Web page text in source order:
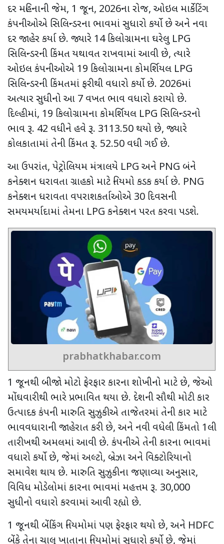
દર મહિનાની જેમ, 1 જૂન, 2026ના રોજ, ઓઇલ માર્કેટિંગ
કંપનીઓએ સિલિન્ડરના ભાવમાં સુધારો કર્યો છે અને નવા
દર જાહેર કર્યા છે. જ્યારે 14કિલોગ્રામના ઘરેલુ LPG
સિલિન્ડરની કિંમત યથાવત રાખવામાં આવી છે, ત્યારે
ઓઇલ કંપનીઓએ 19 કિલોગ્રામના કોમર્શિયલ LPG
સિલિન્ડરની કિંમતમાં ફરીથી વધારો કર્યો છે. 2026માં
અત્યાર સુધીનો આ 7 વખત ભાવ વધારો કરાયો છે.
દિલ્હીમાં, 19 કિલોગ્રામના કોમર્શિયલ LPG સિલિન્ડરનો
ભાવ રૂ. 42 વધીને હવે રૂ. 3113.50 થયો છે, જ્યારે
કોલકાતામાં તેની કિંમત રૂ. 52.50 વધી ગઈ છે.
આ ઉપરાંત, પેટ્રોલિયમ મંત્રાલયે LPG અને PNG બંને
કનેક્શન ધરાવતા ગ્રાહકો માટે નિયમો કડક કર્યા છે. PNG
કનેક્શન ધરાવતા વપરાશકર્તાઓએ 30 દિવસની
સમયમર્યાદામાં તેમના LPG કનેક્શન પરત કરવા પડશે.
prabhatkhabar.com
1 જૂનથી બીજો મોટો ફેરફાર કારના શોખીનો માટે છે, જેઓ
મોંઘવારીથી ભારે પ્રભાવિત થયા છે. દેશની સૌથી મોટી કાર
ઉત્પાદક કંપની મારુતિ સુઝુકીએ તાજેતરમાં તેની કાર માટે
ભાવવધારાની જાહેરાત કરી છે, અને નવી વધેલી કિંમતો 1લી
તારીખથી અમલમાં આવી છે. કંપનીએ તેની કારના ભાવમાં
વધારો કર્યો છે, જેમાં અલ્ટો, બ્રેઝા અને વિક્ટોરિયાનો
સમાવેશ થાય છે. મારુતિ સુઝુકીના જણાવ્યા અનુસાર,
વિવિધ મોડેલોમાં કારના ભાવમાં મહત્તમ રૂ. 30,000
સુધીનો વધારો કરવામાં આવી રહ્યો છે.
1 જૂનથી બેંકિંગ નિયમોમાં પણ ફેરફાર થયો છે, અને HDFC
બેંકે તેના ચાલુ ખાતાના નિયમોમાં સુધારો કર્યો છે, જેમાં